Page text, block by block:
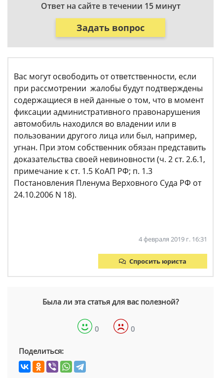
Ответ на сайте в течении 15 минут
Задать вопрос
Вас могут освободить от ответственности, если
при рассмотрении жалобы будут подтверждены
содержащиеся в ней данные о том, что в момент
фиксации административного правонарушения
автомобиль находился во владении или в
пользовании другого лица или был, например,
угнан. При этом собственник обязан представить
доказательства своей невиновности (ч. 2 ст. 2.6.1,
примечание к ст. 1.5 КоАП РФ; п. 1.3
Постановления Пленума Верховного Суда РФ от
24.10.2006 N 18).
4 февраля 2019 г. 16:31
Спросить юриста
Была ли эта статья для вас полезной?
0 0
Поделиться: